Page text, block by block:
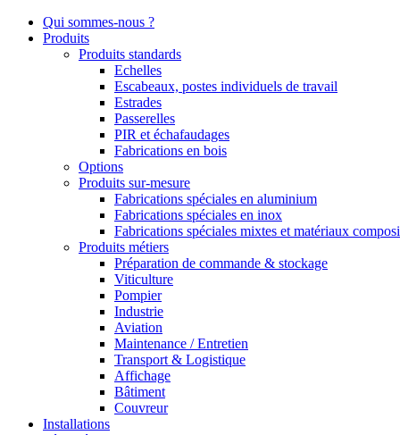
Qui sommes-nous ?
Produits
Produits standards
Echelles
Escabeaux, postes individuels de travail
Estrades
Passerelles
PIR et échafaudages
Fabrications en bois
Options
Produits sur-mesure
Fabrications spéciales en aluminium
Fabrications spéciales en inox
Fabrications spéciales mixtes et matériaux
Produits métiers
Préparation de commande & stockage
Viticulture
Pompier
Industrie
Aviation
Maintenance / Entretien
Transport & Logistique
Affichage
Bâtiment
Couvreur
Installations